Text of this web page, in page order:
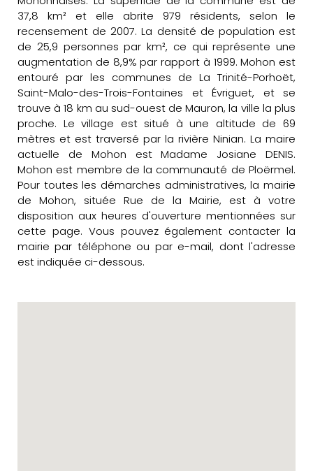
37,8 km² et elle abrite 979 résidents, selon le
recensement de 2007. La densité de population est
de 25,9 personnes par km², ce qui représente une
augmentation de 8,9% par rapport à 1999. Mohon est
entouré par les communes de La Trinité-Porhoët,
Saint-Malo-des-Trois-Fontaines et Évriguet, et se
trouve à 18 km au sud-ouest de Mauron, la ville la plus
proche. Le village est situé à une altitude de 69
mètres et est traversé par la rivière Ninian. La maire
actuelle de Mohon est Madame Josiane DENIS.
Mohon est membre de la communauté de Ploërmel.
Pour toutes les démarches administratives, la mairie
de Mohon, située Rue de la Mairie, est à votre
disposition aux heures d'ouverture mentionnées sur
cette page. Vous pouvez également contacter la
mairie par téléphone ou par e-mail, dont l'adresse
est indiquée ci-dessous.